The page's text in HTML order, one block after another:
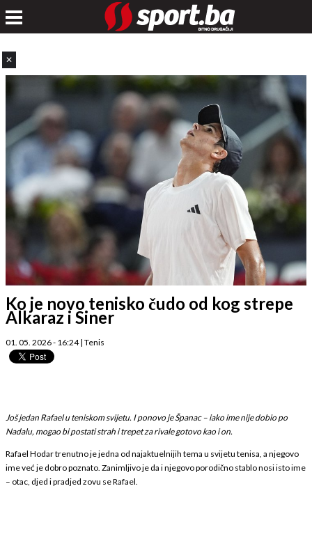
✕
Ko je novo tenisko čudo od kog strepe
Alkaraz i Siner
01. 05. 2026 - 16:24| Tenis
Još jedan Rafael u teniskom svijetu. I ponovo je Španac – iako ime nije dobio po
Nadalu, mogao bi postati strah i trepet za rivale gotovo kao i on.
Rafael Hodar trenutno je jedna od najaktuelnijih tema u svijetu tenisa, a njegovo
ime već je dobro poznato. Zanimljivo je da i njegovo porodično stablo nosi isto ime
– otac, djed i pradjed zovu se Rafael.